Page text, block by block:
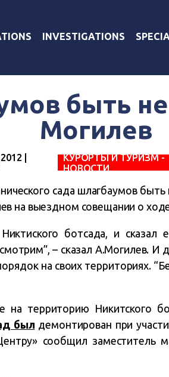
INVESTIGATIONS
быть
Могилев
|
КУРОРТЫ И ТУРИЗМ -
НОВОСТИ
сада шлагбаумов
на выездном совещании о
ботсада, и
– сказал А.Могилев. И
на своих территориях.
территорию Никитского
был демонтирован при
сообщил заместитель